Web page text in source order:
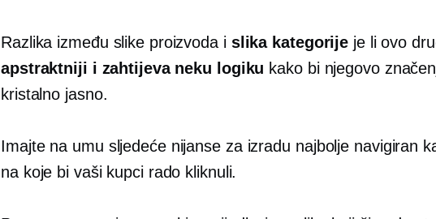
Razlika između slike proizvoda i slika kategorije je li ovo
apstraktniji i zahtijeva neku logiku kako bi njegovo
kristalno jasno.
Imajte na umu sljedeće nijanse za izradu najbolje navigiran
na koje bi vaši kupci rado kliknuli.